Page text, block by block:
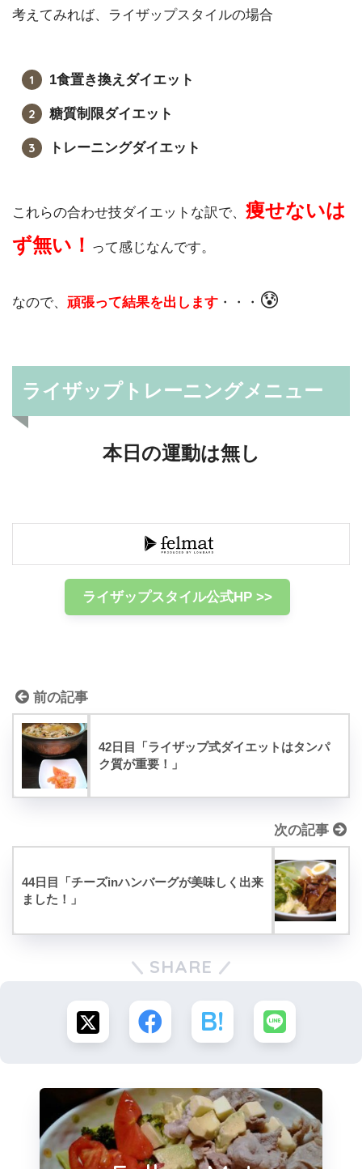
考えてみれば、ライザップスタイルの場合
1食置き換えダイエット
糖質制限ダイエット
トレーニングダイエット
これらの合わせ技ダイエットな訳で、 痩せないは
ず無い！ って感じなんです。
なので、 頑張って結果を出します ・・・ 😰
ライザップトレーニングメニュー
本日の運動は無し
ライザップスタイル公式HP >>
前の記事
42日目「ライザップ式ダイエットはタンパ
ク質が重要！」
次の記事
44日目「チーズinハンバーグが美味しく出来
ました！」
SHARE